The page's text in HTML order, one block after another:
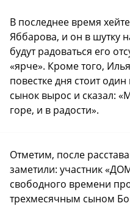
В последнее время
Яббарова, и он в шутку
будут радоваться его
«ярче». Кроме того,
повестке дня стоит
сынок вырос и сказал:
горе, и в радости».
Отметим, после
заметили: участник
свободного времени
трехмесячным сыном